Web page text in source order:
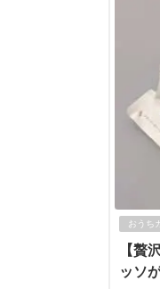
おうち
【贅
ッソ